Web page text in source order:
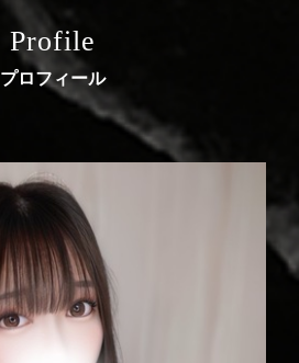
Profile
プロフィール